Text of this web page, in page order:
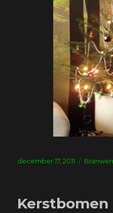
Geplaatst
december 17, 2011 Tags
Branwen
Kerstbomen